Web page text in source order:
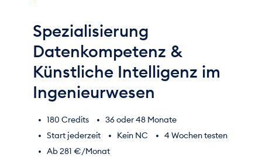
Spezialisierung
Datenkompetenz &
Künstliche Intelligenz im
Ingenieurwesen
180 Credits
36 oder 48 Monate
Start jederzeit
Kein NC
4 Wochen testen
Ab 281 €/Monat